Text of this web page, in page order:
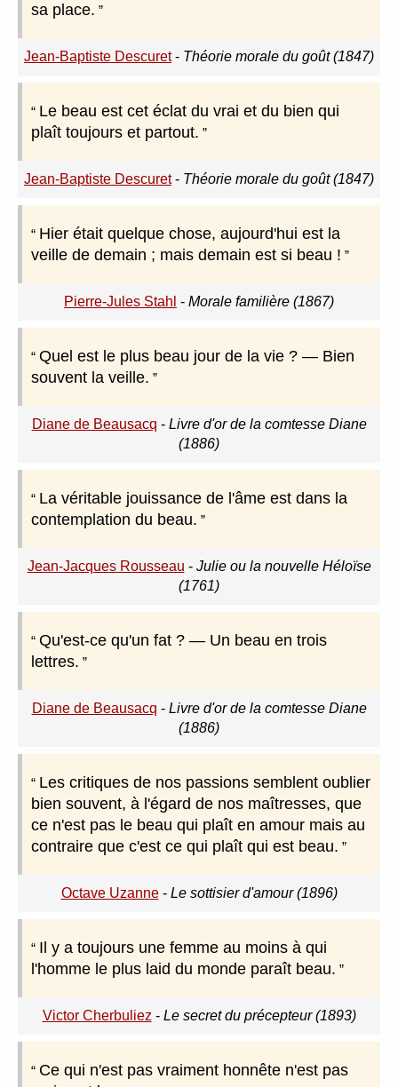
sa place.
Jean-Baptiste Descuret- Théorie morale du goût (1847)
Le beau est cet éclat du vrai et du bien qui
plaît toujours et partout.
Jean-Baptiste Descuret- Théorie morale du goût (1847)
Hier était quelque chose, aujourd'hui est la
veille de demain ; mais demain est si beau !
Pierre-Jules Stahl - Morale familière (1867)
Quel est le plus beau jour de la vie ? — Bien
souvent la veille.
Diane de Beausacq - Livre d'or de la comtesse Diane
(1886)
La véritable jouissance de l'âme est dans la
contemplation du beau.
Jean-Jacques Rousseau - Julie ou la nouvelle Héloïse
(1761)
Qu'est-ce qu'un fat ? — Un beau en trois
lettres.
Diane de Beausacq - Livre d'or de la comtesse Diane
(1886)
Les critiques de nos passions semblent oublier
bien souvent, à l'égard de nos maîtresses, que
ce n'est pas le beau qui plaît en amour mais au
contraire que c'est ce qui plaît qui est beau.
Octave Uzanne- Le sottisier d'amour (1896)
Il y a toujours une femme au moins à qui
l'homme le plus laid du monde paraît beau.
Victor Cherbuliez - Le secret du précepteur (1893)
Ce qui n'est pas vraiment honnête n'est pas